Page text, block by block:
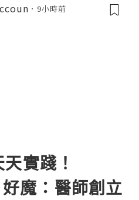
9小時前
實踐！
魔：醫師創立